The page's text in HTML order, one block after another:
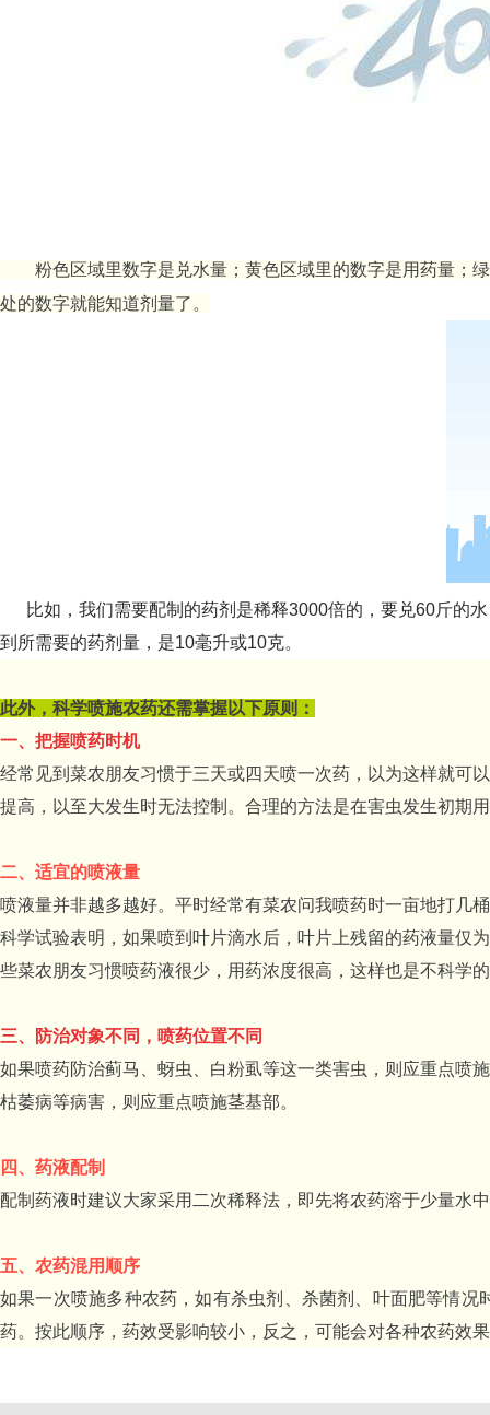
粉色区域里数字是兑水量；黄色区域里的数字是用药量；
处的数字就能知道剂量了。
比如，我们需要配制的药剂是稀释3000倍的，要兑60斤的
到所需要的药剂量，是10毫升或10克。
此外，科学喷施农药还需掌握以下原则：
一、把握喷药时机
经常见到菜农朋友习惯于三天或四天喷一次药，以为这样就可
提高，以至大发生时无法控制。合理的方法是在害虫发生初期
二、适宜的喷液量
喷液量并非越多越好。平时经常有菜农问我喷药时一亩地打几
科学试验表明，如果喷到叶片滴水后，叶片上残留的药液量仅
些菜农朋友习惯喷药液很少，用药浓度很高，这样也是不科学
三、防治对象不同，喷药位置不同
如果喷药防治蓟马、蚜虫、白粉虱等这一类害虫，则应重点喷
枯萎病等病害，则应重点喷施茎基部。
四、药液配制
配制药液时建议大家采用二次稀释法，即先将农药溶于少量水
五、农药混用顺序
如果一次喷施多种农药，如有杀虫剂、杀菌剂、叶面肥等情
药。按此顺序，药效受影响较小，反之，可能会对各种农药效